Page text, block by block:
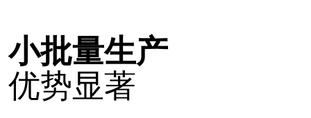
小批量生产
优势显著